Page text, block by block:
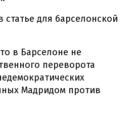
для барселонской
в Барселоне не
переворота
Мадридом против